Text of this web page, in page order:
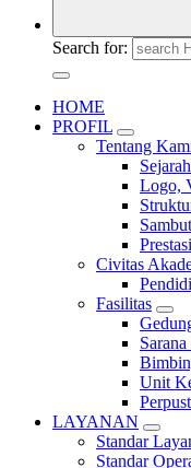
Search for:
HOME
PROFIL
Tentang
Logo,
Civitas
Fasilitas
Unit
LAYANAN
Standar
Standar